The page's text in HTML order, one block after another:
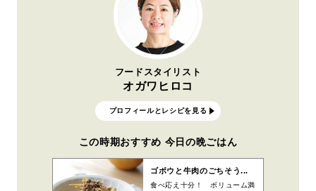
フードスタイリスト
オガワヒロコ
プロフィールとレシピを見る
この時期おすすめ 今日の晩ごはん
ゴボウと牛肉のごちそう...
食べ応え十分！ ボリューム満